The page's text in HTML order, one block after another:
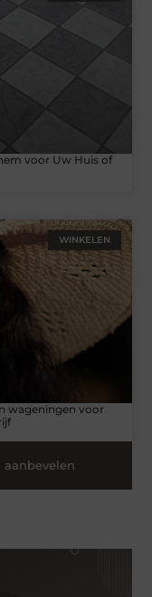
voor Uw Huis of
WINKELEN
wageningen voor